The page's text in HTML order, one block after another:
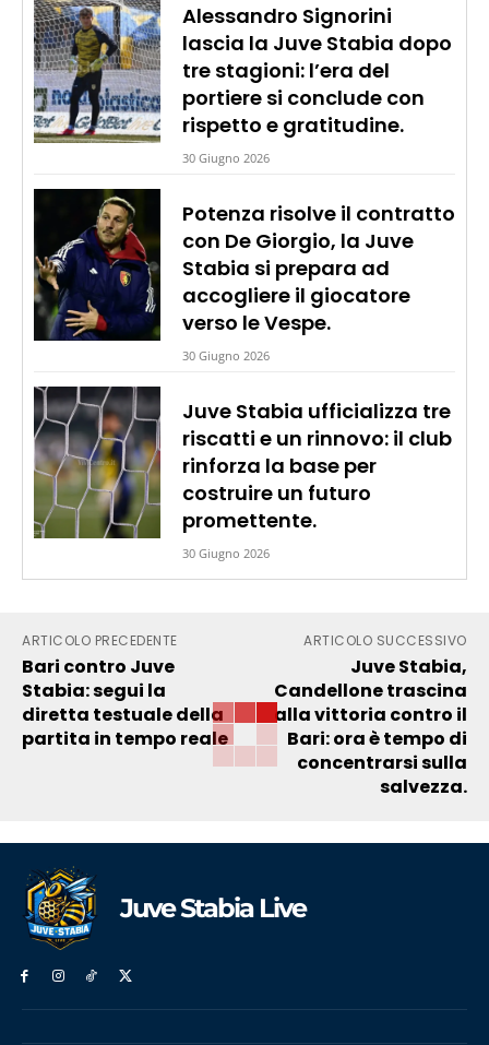
Alessandro Signorini
lascia la Juve Stabia dopo
tre stagioni: l’era del
portiere si conclude con
rispetto e gratitudine.
30 Giugno 2026
Potenza risolve il contratto
con De Giorgio, la Juve
Stabia si prepara ad
accogliere il giocatore
verso le Vespe.
30 Giugno 2026
Juve Stabia ufficializza tre
riscatti e un rinnovo: il club
rinforza la base per
costruire un futuro
promettente.
30 Giugno 2026
ARTICOLO PRECEDENTE
Bari contro Juve
Stabia: segui la
diretta testuale della
partita in tempo reale
ARTICOLO SUCCESSIVO
Juve Stabia,
Candellone trascina
alla vittoria contro il
Bari: ora è tempo di
concentrarsi sulla
salvezza.
Juve Stabia Live